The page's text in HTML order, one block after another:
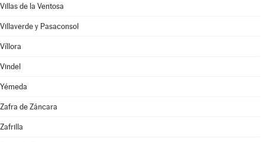
Villas de la Ventosa
Villaverde y Pasaconsol
Víllora
Vindel
Yémeda
Zafra de Záncara
Zafrilla